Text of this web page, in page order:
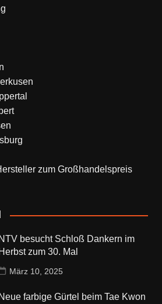
zum Großhandelspreis
NTV besucht Schloß Dankern im
Herbst zum 30. Mal
März 10, 2025
Neue farbige Gürtel beim Tae Kwon